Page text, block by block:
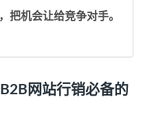
把机会让给竞争对手。
网站行销必备的